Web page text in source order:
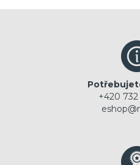
+420